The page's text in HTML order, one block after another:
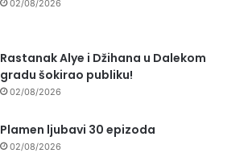
02/08/2026
Rastanak Alye i Džihana u Dalekom
gradu šokirao publiku!
02/08/2026
Plamen ljubavi 30 epizoda
02/08/2026